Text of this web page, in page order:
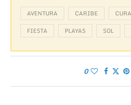
AVENTURA CARIBE
FIESTA
PLAYAS SOL
0